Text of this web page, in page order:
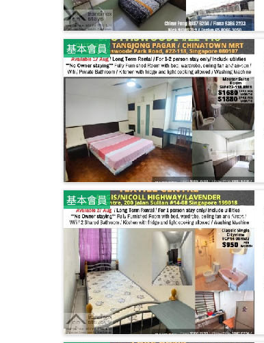
基本會員
基本會員